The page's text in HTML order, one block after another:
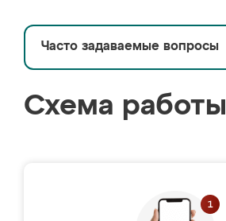
Часто задаваемые вопросы
Схема работы